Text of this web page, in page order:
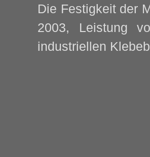
Die Festigkeit der
2003, Leistung
industriellen